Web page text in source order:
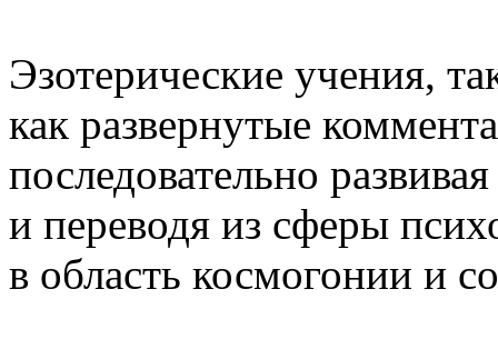
Эзотерические учения,
как развернутые
последовательно развивая
и переводя из сферы
в область космогонии и